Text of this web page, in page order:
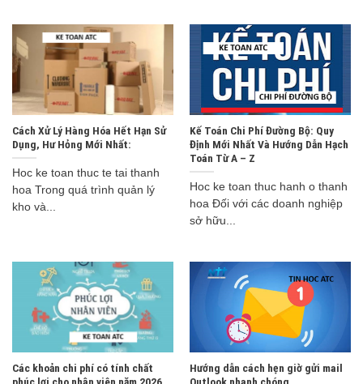
Cách Xử Lý Hàng Hóa Hết Hạn Sử
Dụng, Hư Hỏng Mới Nhất:
Hoc ke toan thuc te tai thanh
hoa Trong quá trình quản lý
kho và...
Kế Toán Chi Phí Đường Bộ: Quy
Định Mới Nhất Và Hướng Dẫn Hạch
Toán Từ A – Z
Hoc ke toan thuc hanh o thanh
hoa Đối với các doanh nghiệp
sở hữu...
Các khoản chi phí có tính chất
Hướng dẫn cách hẹn giờ gửi mail